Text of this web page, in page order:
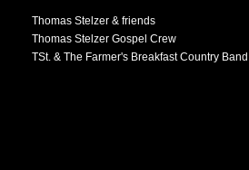
Thomas Stelzer & friends
Thomas Stelzer Gospel Crew
TSt. & The Farmer's Breakfast Country Band